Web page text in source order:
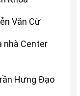
Văn Cừ
nhà Center
Hưng Đạo